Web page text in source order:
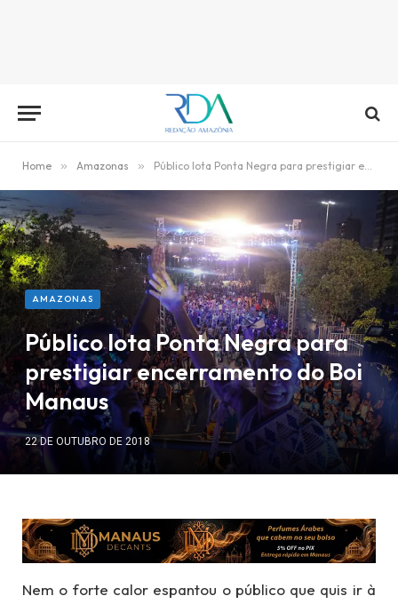
Home » Amazonas » Público lota Ponta Negra para prestigiar encerramento do Boi Manaus
AMAZONAS
Público lota Ponta Negra para
prestigiar encerramento do Boi
Manaus
22 DE OUTUBRO DE 2018
Nem o forte calor espantou o público que quis ir à